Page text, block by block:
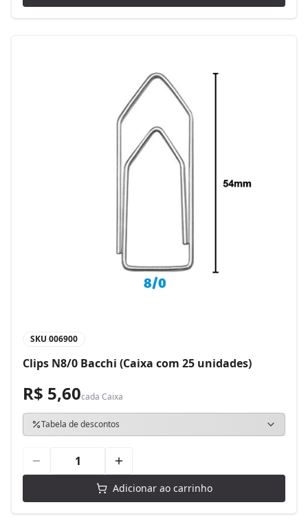
SKU 006900
Clips N8/0 Bacchi (Caixa com 25 unidades)
R$ 5,60cada Caixa
Tabela de descontos
Adicionar ao carrinho